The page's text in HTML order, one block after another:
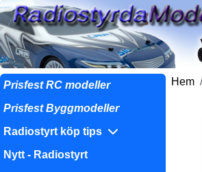
Prisfest RC modeller
Prisfest Byggmodeller
Radiostyrt köp tips
Nytt - Radiostyrt
Hem